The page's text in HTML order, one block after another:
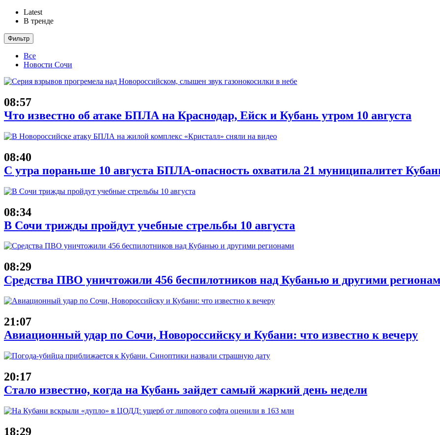
Latest
В тренде
Фильтр
Все
Новости Сочи
08:57
Что известно об атаке БПЛА на Краснодар, Ейск и Кубань утром 10 августа
08:40
С утра пораньше 10 августа БПЛА-опасность охватила 21 муниципалитет
08:34
В Сочи трижды пройдут учебные стрельбы 10 августа
08:29
Средства ПВО уничтожили 456 беспилотников над Кубанью и другими
21:07
Авиационный удар по Сочи, Новороссийску и Кубани: что известно к вечеру
20:17
Стало известно, когда на Кубань зайдет самый жаркий день недели
18:29